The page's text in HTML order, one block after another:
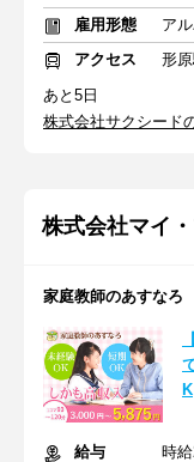
雇用形態
ア
アクセス
形
あと5日
株式会社サクシード
株式会社マイ
家庭教師のあすな
K
給与
時